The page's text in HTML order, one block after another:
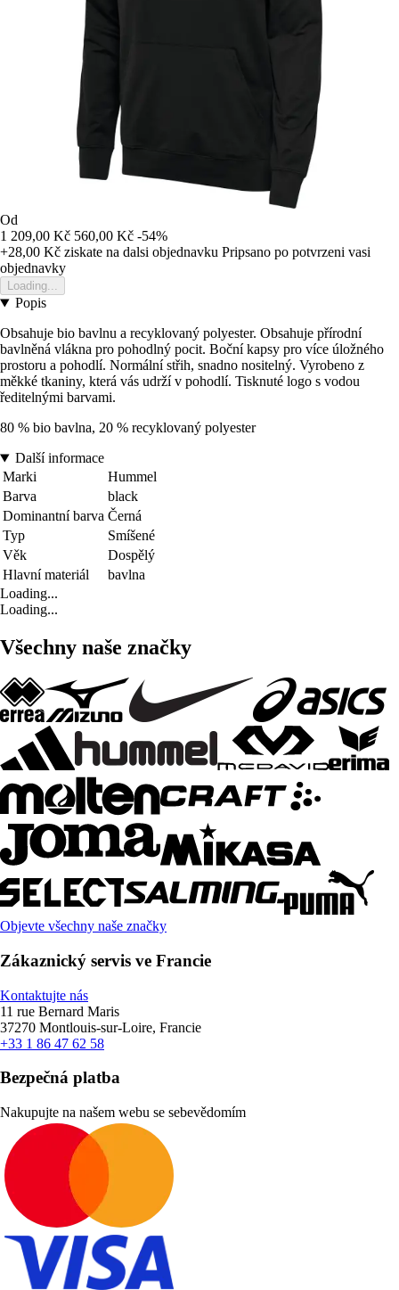
Od
1 209,00 Kč 560,00 Kč -54%
+28,00 Kč ziskate na dalsi objednavku Pripsano po potvrzeni vasi
objednavky
Loading...
Popis
Obsahuje bio bavlnu a recyklovaný polyester. Obsahuje přírodní
bavlněná vlákna pro pohodlný pocit. Boční kapsy pro více úložného
prostoru a pohodlí. Normální střih, snadno nositelný. Vyrobeno z
měkké tkaniny, která vás udrží v pohodlí. Tisknuté logo s vodou
ředitelnými barvami.
80 % bio bavlna, 20 % recyklovaný polyester
Další informace
Marki
Hummel
Barva
black
Dominantní barva Černá
Typ
Smíšené
Věk
Dospělý
Hlavní materiál
bavlna
Loading...
Loading...
Všechny naše značky
Objevte všechny naše značky
Zákaznický servis ve Francie
Kontaktujte nás
11 rue Bernard Maris
37270 Montlouis-sur-Loire, Francie
+33 1 86 47 62 58
Bezpečná platba
Nakupujte na našem webu se sebevědomím